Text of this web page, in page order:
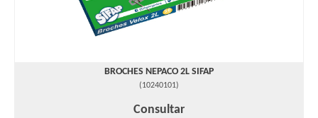
BROCHES NEPACO 2L SIFAP
(10240101)
Consultar